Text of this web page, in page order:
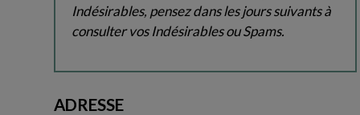
Indésirables, pensez dans les jours suivants à
consulter vos Indésirables ou Spams.
ADRESSE